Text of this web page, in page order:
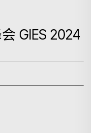
GIES 2024